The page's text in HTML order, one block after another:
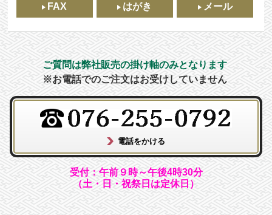
FAX
はがき メール
ご質問は弊社販売の掛け軸のみとなります
※お電話でのご注文はお受けしていません
受付：午前９時～午後4時30分
（土・日・祝祭日は定休日）